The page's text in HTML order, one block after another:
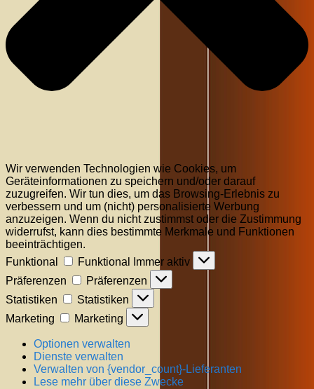
Wir verwenden Technologien wie Cookies, um
Geräteinformationen zu speichern und/oder darauf
zuzugreifen. Wir tun dies, um das Browsing-Erlebnis zu
verbessern und um (nicht) personalisierte Werbung
anzuzeigen. Wenn du nicht zustimmst oder die Zustimmung
widerrufst, kann dies bestimmte Merkmale und Funktionen
beeinträchtigen.
Funktional
Funktional
Immer aktiv
Präferenzen
Präferenzen
Statistiken
Statistiken
Marketing
Marketing
Optionen verwalten
Dienste verwalten
Verwalten von {vendor_count}-Lieferanten
Lese mehr über diese Zwecke